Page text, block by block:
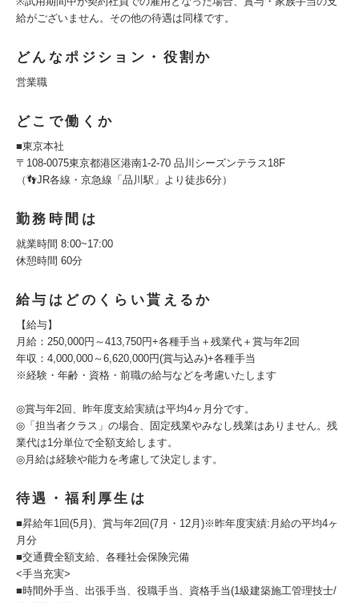
給がございません。その他の待遇は同様です。
どんなポジション・役割か
営業職
どこで働くか
■東京本社
〒108-0075東京都港区港南1-2-70 品川シーズンテラス18F
（👣JR各線・京急線「品川駅」より徒歩6分）
勤務時間は
就業時間 8:00~17:00
休憩時間 60分
給与はどのくらい貰えるか
【給与】
月給：250,000円～413,750円+各種手当＋残業代＋賞与年2回
年収：4,000,000～6,620,000円(賞与込み)+各種手当
※経験・年齢・資格・前職の給与などを考慮いたします
◎賞与年2回、昨年度支給実績は平均4ヶ月分です。
◎「担当者クラス」の場合、固定残業やみなし残業はありません。残
業代は1分単位で全額支給します。
◎月給は経験や能力を考慮して決定します。
待遇・福利厚生は
■昇給年1回(5月)、賞与年2回(7月・12月)※昨年度実績:月給の平均4ヶ
月分
■交通費全額支給、各種社会保険完備
<手当充実>
■時間外手当、出張手当、役職手当、資格手当(1級建築施工管理技士/